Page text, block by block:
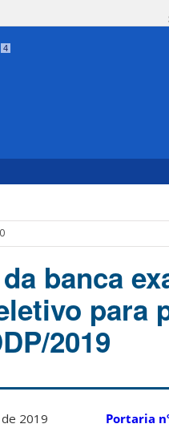
4
banca
para
2019
de 2019 Portaria